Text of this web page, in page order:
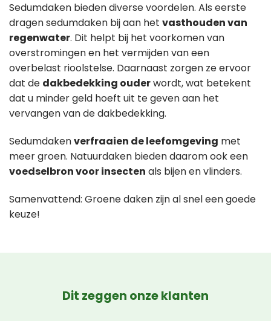
Sedumdaken bieden diverse voordelen. Als eerste
dragen sedumdaken bij aan het vasthouden van
regenwater. Dit helpt bij het voorkomen van
overstromingen en het vermijden van een
overbelast rioolstelse. Daarnaast zorgen ze ervoor
dat de dakbedekking ouderwordt, wat betekent
dat u minder geld hoeft uit te geven aan het
vervangen van de dakbedekking.
Sedumdakenverfraaien de leefomgeving met
meer groen. Natuurdaken bieden daarom ook een
voedselbron voor insecten als bijen en vlinders.
Samenvattend: Groene daken zijn al snel een goede
keuze!
Dit zeggen onze klanten